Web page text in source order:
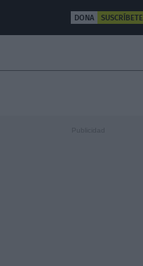
OTROS
DONA SUSCRÍBETE